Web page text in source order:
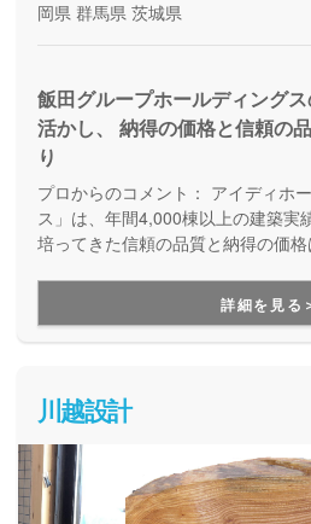
岡県 群馬県 茨城県
飯田グループホールディング
活かし、 納得の価格と信頼の
り
プロからのコメント： アイディホ
ス」は、年間4,000棟以上の建築実
培ってきた信頼の品質と納得の価
ることで、納得価格で世界にひと
詳細を見る
川越設計